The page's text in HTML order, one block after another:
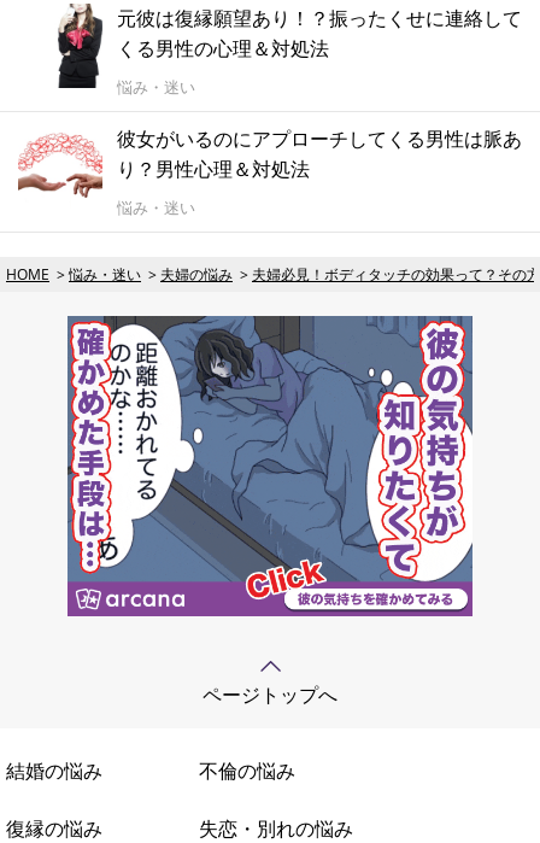
元彼は復縁願望あり！？振ったくせに連絡して
くる男性の心理＆対処法
悩み・迷い
彼女がいるのにアプローチしてくる男性は脈あ
り？男性心理＆対処法
悩み・迷い
HOME 悩み・迷い 夫婦の悩み 夫婦必見！ボディタッチの効果って？その
ページトップへ
結婚の悩み 不倫の悩み
復縁の悩み 失恋・別れの悩み